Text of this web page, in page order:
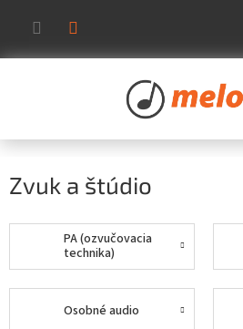
obsah
Zvuk a štúdio
PA (ozvučovacia
technika)
Osobné audio